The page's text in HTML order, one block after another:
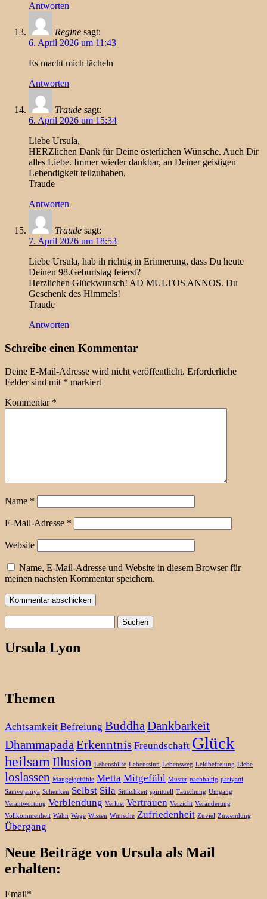
Antworten
Regine sagt:
6. April 2026 um 11:43
Es macht mich lächeln
Antworten
Traude sagt:
6. April 2026 um 15:34
Liebe Ursula,
HERZlichen Dank für Deine österlichen Wünsche. Auch Dir
alles Liebe. Immer wieder dankbar, an Deiner geistigen
Lebendigkeit teilzuhaben,
Traude
Antworten
Traude sagt:
7. April 2026 um 18:53
Liebe Ursula, hab ih richtig in Erinnerung, dass Du heute
Deinen 98.Geburtstag feierst?
Herzlichen Glückwunsch! AD MULTOS ANNOS. Du
Geschenk des Himmels!
Traude
Antworten
Schreibe einen Kommentar
Deine E-Mail-Adresse wird nicht veröffentlicht. Erforderliche
Felder sind mit * markiert
Kommentar *
Name *
E-Mail-Adresse *
Website
Name, E-Mail-Adresse und Website in diesem Browser für
meinen nächsten Kommentar speichern.
nach:
Ursula Lyon
Themen
Achtsamkeit Befreiung BuddhaDankbarkeit
DhammapadaErkenntnis Freundschaft Glück
heilsam Illusion Lebenshilfe Lebenssinn Lebensweg Leidbefreiung Liebe
loslassen Mangelgefühle Metta Mitgefühl Muster nachhaltig pariyatti
Samvejaniya Schenken Selbst Sila Sittlichkeit spirituell Täuschung Umgang
Verantwortung Verblendung Verlust Vertrauen Verzicht Veränderung
Vollkommenheit Wahn Wege Wissen Wünsche Zufriedenheit Zuviel Zuwendung
Übergang
Neue Beiträge von Ursula als Mail
erhalten:
Email*